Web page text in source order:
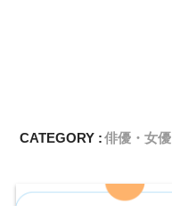
CATEGORY :俳優・女優